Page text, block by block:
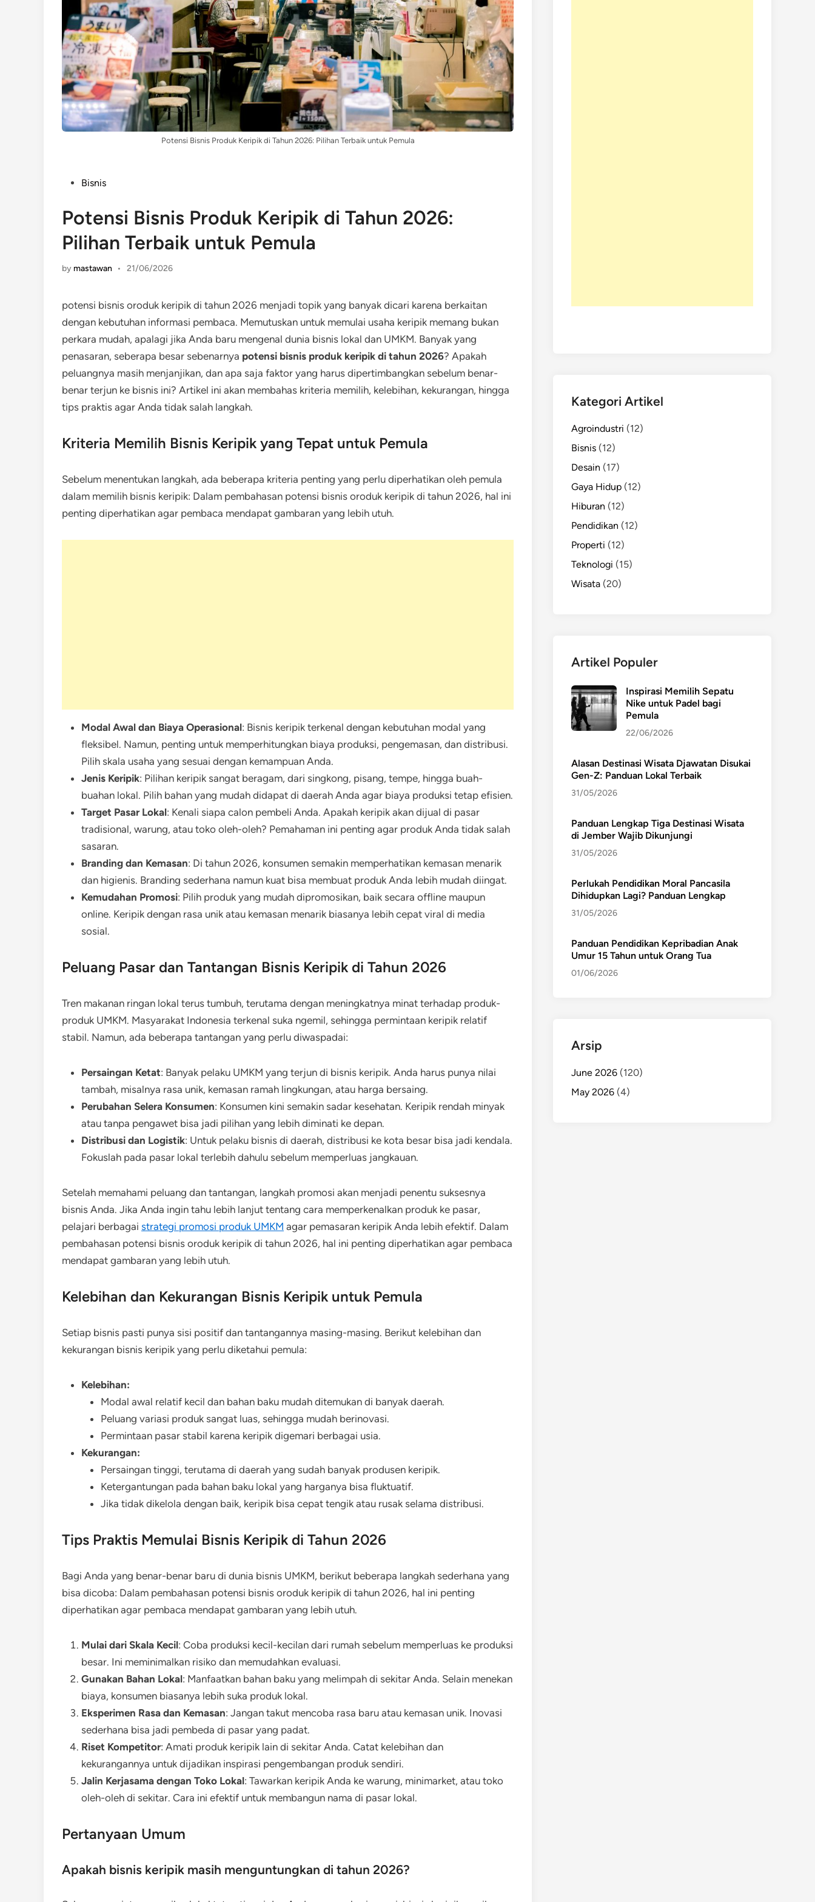
Potensi Bisnis Produk Keripik di Tahun 2026: Pilihan Terbaik untuk Pemula
PostedBisnis
Potensi Bisnis Produk Keripik di Tahun 2026:
Pilihan Terbaik untuk Pemula
by mastawan • 21/06/2026
potensi bisnis oroduk keripik di tahun 2026 menjadi topik yang banyak dicari karena berkaitan
dengan kebutuhan informasi pembaca. Memutuskan untuk memulai usaha keripik memang bukan
perkara mudah, apalagi jika Anda baru mengenal dunia bisnis lokal dan UMKM. Banyak yang
penasaran, seberapa besar sebenarnya potensi bisnis produk keripik di tahun 2026? Apakah
peluangnya masih menjanjikan, dan apa saja faktor yang harus dipertimbangkan sebelum benar-
benar terjun ke bisnis ini? Artikel ini akan membahas kriteria memilih, kelebihan, kekurangan, hingga
tips praktis agar Anda tidak salah langkah.
Kriteria Memilih Bisnis Keripik yang Tepat untuk Pemula
Sebelum menentukan langkah, ada beberapa kriteria penting yang perlu diperhatikan oleh pemula
dalam memilih bisnis keripik: Dalam pembahasan potensi bisnis oroduk keripik di tahun 2026, hal ini
penting diperhatikan agar pembaca mendapat gambaran yang lebih utuh.
Modal Awal dan Biaya Operasional: Bisnis keripik terkenal dengan kebutuhan modal yang
fleksibel. Namun, penting untuk memperhitungkan biaya produksi, pengemasan, dan distribusi.
Pilih skala usaha yang sesuai dengan kemampuan Anda.
Jenis Keripik: Pilihan keripik sangat beragam, dari singkong, pisang, tempe, hingga buah-
buahan lokal. Pilih bahan yang mudah didapat di daerah Anda agar biaya produksi tetap efisien.
Target Pasar Lokal: Kenali siapa calon pembeli Anda. Apakah keripik akan dijual di pasar
tradisional, warung, atau toko oleh-oleh? Pemahaman ini penting agar produk Anda tidak salah
sasaran.
Branding dan Kemasan: Di tahun 2026, konsumen semakin memperhatikan kemasan menarik
dan higienis. Branding sederhana namun kuat bisa membuat produk Anda lebih mudah diingat.
Kemudahan Promosi: Pilih produk yang mudah dipromosikan, baik secara offline maupun
online. Keripik dengan rasa unik atau kemasan menarik biasanya lebih cepat viral di media
sosial.
Peluang Pasar dan Tantangan Bisnis Keripik di Tahun 2026
Tren makanan ringan lokal terus tumbuh, terutama dengan meningkatnya minat terhadap produk-
produk UMKM. Masyarakat Indonesia terkenal suka ngemil, sehingga permintaan keripik relatif
stabil. Namun, ada beberapa tantangan yang perlu diwaspadai:
Persaingan Ketat: Banyak pelaku UMKM yang terjun di bisnis keripik. Anda harus punya nilai
tambah, misalnya rasa unik, kemasan ramah lingkungan, atau harga bersaing.
Perubahan Selera Konsumen: Konsumen kini semakin sadar kesehatan. Keripik rendah minyak
atau tanpa pengawet bisa jadi pilihan yang lebih diminati ke depan.
Distribusi dan Logistik: Untuk pelaku bisnis di daerah, distribusi ke kota besar bisa jadi kendala.
Fokuslah pada pasar lokal terlebih dahulu sebelum memperluas jangkauan.
Setelah memahami peluang dan tantangan, langkah promosi akan menjadi penentu suksesnya
bisnis Anda. Jika Anda ingin tahu lebih lanjut tentang cara memperkenalkan produk ke pasar,
pelajari berbagai strategi promosi produk UMKM agar pemasaran keripik Anda lebih efektif. Dalam
pembahasan potensi bisnis oroduk keripik di tahun 2026, hal ini penting diperhatikan agar pembaca
mendapat gambaran yang lebih utuh.
Kelebihan dan Kekurangan Bisnis Keripik untuk Pemula
Setiap bisnis pasti punya sisi positif dan tantangannya masing-masing. Berikut kelebihan dan
kekurangan bisnis keripik yang perlu diketahui pemula:
Kelebihan:
Modal awal relatif kecil dan bahan baku mudah ditemukan di banyak daerah.
Peluang variasi produk sangat luas, sehingga mudah berinovasi.
Permintaan pasar stabil karena keripik digemari berbagai usia.
Kekurangan:
Persaingan tinggi, terutama di daerah yang sudah banyak produsen keripik.
Ketergantungan pada bahan baku lokal yang harganya bisa fluktuatif.
Jika tidak dikelola dengan baik, keripik bisa cepat tengik atau rusak selama distribusi.
Tips Praktis Memulai Bisnis Keripik di Tahun 2026
Bagi Anda yang benar-benar baru di dunia bisnis UMKM, berikut beberapa langkah sederhana yang
bisa dicoba: Dalam pembahasan potensi bisnis oroduk keripik di tahun 2026, hal ini penting
diperhatikan agar pembaca mendapat gambaran yang lebih utuh.
Mulai dari Skala Kecil: Coba produksi kecil-kecilan dari rumah sebelum memperluas ke produksi
besar. Ini meminimalkan risiko dan memudahkan evaluasi.
Gunakan Bahan Lokal: Manfaatkan bahan baku yang melimpah di sekitar Anda. Selain menekan
biaya, konsumen biasanya lebih suka produk lokal.
Eksperimen Rasa dan Kemasan: Jangan takut mencoba rasa baru atau kemasan unik. Inovasi
sederhana bisa jadi pembeda di pasar yang padat.
Riset Kompetitor: Amati produk keripik lain di sekitar Anda. Catat kelebihan dan
kekurangannya untuk dijadikan inspirasi pengembangan produk sendiri.
Jalin Kerjasama dengan Toko Lokal: Tawarkan keripik Anda ke warung, minimarket, atau toko
oleh-oleh di sekitar. Cara ini efektif untuk membangun nama di pasar lokal.
Pertanyaan Umum
Apakah bisnis keripik masih menguntungkan di tahun 2026?
Kategori Artikel
Agroindustri (12)
Bisnis (12)
Desain (17)
Gaya Hidup (12)
Hiburan (12)
Pendidikan (12)
Properti (12)
Teknologi (15)
Wisata (20)
Artikel Populer
Inspirasi Memilih Sepatu
Nike untuk Padel bagi
Pemula
22/06/2026
Alasan Destinasi Wisata Djawatan Disukai
Gen-Z: Panduan Lokal Terbaik
31/05/2026
Panduan Lengkap Tiga Destinasi Wisata
di Jember Wajib Dikunjungi
31/05/2026
Perlukah Pendidikan Moral Pancasila
Dihidupkan Lagi? Panduan Lengkap
31/05/2026
Panduan Pendidikan Kepribadian Anak
Umur 15 Tahun untuk Orang Tua
01/06/2026
Arsip
June 2026 (120)
May 2026 (4)